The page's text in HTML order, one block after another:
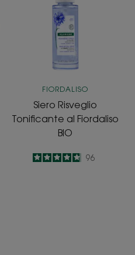
al
Fiordaliso
BIO
FIORDALISO
Siero Risveglio
Tonificante al Fiordaliso
BIO
4.8
/
5
96